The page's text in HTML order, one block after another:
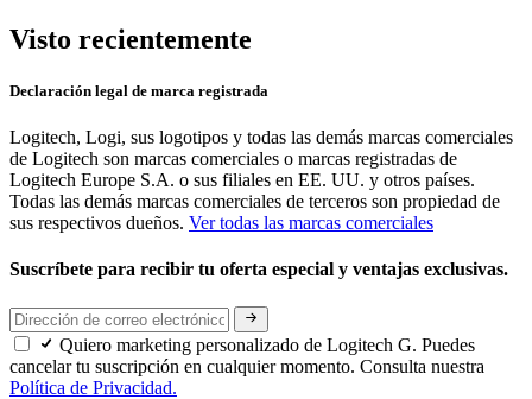
Visto recientemente
Declaración legal de marca registrada
Logitech, Logi, sus logotipos y todas las demás marcas comerciales
de Logitech son marcas comerciales o marcas registradas de
Logitech Europe S.A. o sus filiales en EE. UU. y otros países.
Todas las demás marcas comerciales de terceros son propiedad de
sus respectivos dueños. Ver todas las marcas comerciales
Suscríbete para recibir tu oferta especial y ventajas exclusivas.
Quiero marketing personalizado de Logitech G. Puedes
cancelar tu suscripción en cualquier momento. Consulta nuestra
Política de Privacidad.